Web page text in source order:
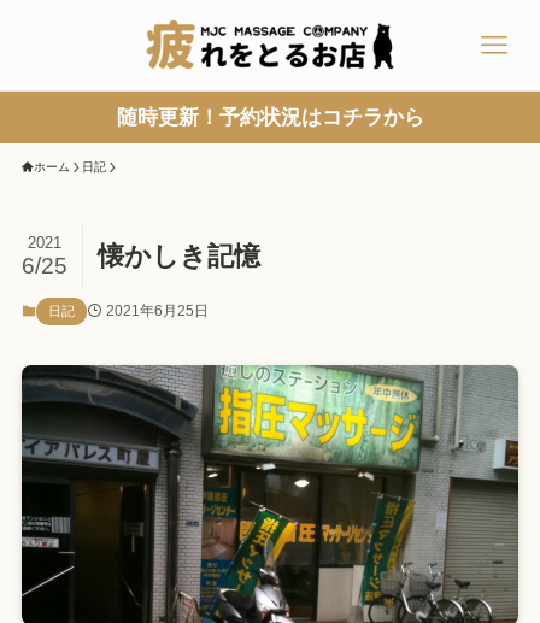
随時更新！予約状況はコチラから
ホーム 日記
懐かしき記憶
2021
6/25
日記 2021年6月25日